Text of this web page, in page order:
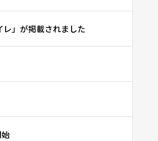
レ」が掲載されました